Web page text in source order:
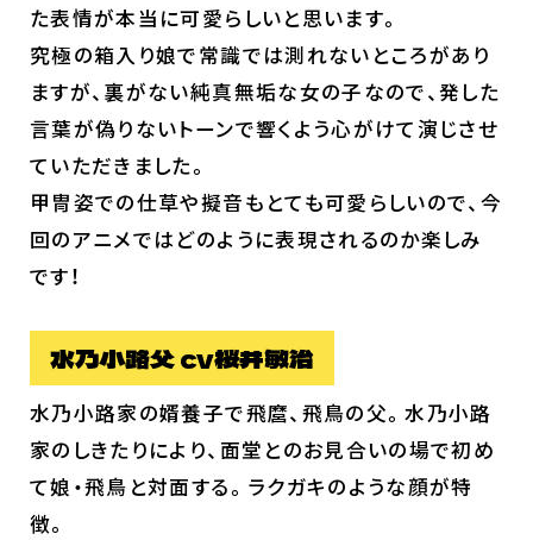
た表情が本当に可愛らしいと思います。
究極の箱入り娘で常識では測れないところがあり
ますが、裏がない純真無垢な女の子なので、発した
言葉が偽りないトーンで響くよう心がけて演じさせ
ていただきました。
甲冑姿での仕草や擬音もとても可愛らしいので、今
回のアニメではどのように表現されるのか楽しみ
です！
水乃小路父 cv桜井敏治
水乃小路家の婿養子で飛麿、飛鳥の父。水乃小路
家のしきたりにより、面堂とのお見合いの場で初め
て娘・飛鳥と対面する。ラクガキのような顔が特
徴。